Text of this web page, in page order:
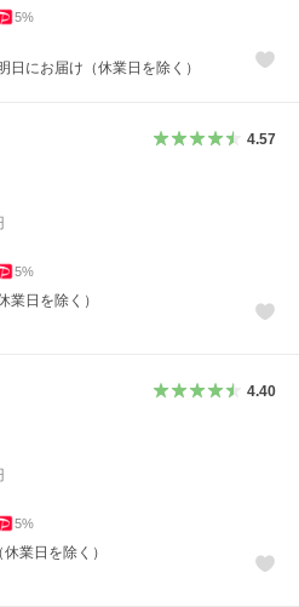
5%
日にお届け（休業日を除く）
4.57
5%
業日を除く）
4.40
5%
業日を除く）